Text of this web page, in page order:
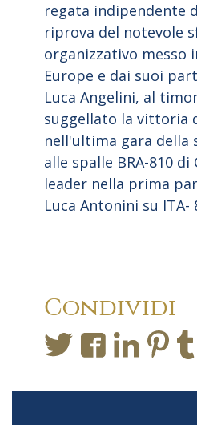
regata indipendente
riprova del notevole
organizzativo messo
Europe e dai suoi
Luca Angelini, al
suggellato la vittoria
nell'ultima gara della
alle spalle BRA-810 di
leader nella prima
Luca Antonini su ITA-
Condividi